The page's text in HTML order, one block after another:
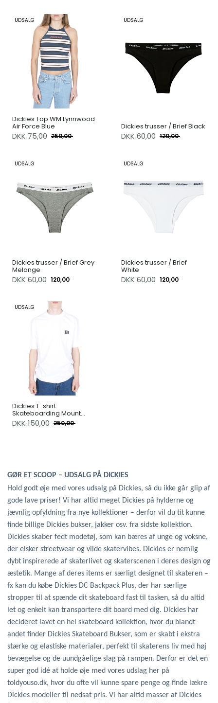
UDSALG
Dickies Top WM Lynnwood
Air Force Blue
DKK 75,00 250,00
UDSALG
Dickies trusser / Brief Black
DKK 60,00 120,00
UDSALG
Dickies trusser / Brief Grey
Melange
DKK 60,00 120,00
UDSALG
Dickies trusser / Brief
White
DKK 60,00 120,00
UDSALG
Dickies T-shirt
Skateboarding Mount
Vista s/s White
DKK 150,00 250,00
GØR ET SCOOP – UDSALG PÅ DICKIES
Hold godt øje med vores udsalg på Dickies, så du ikke går glip af
gode lave priser! Vi har altid meget Dickies på hylderne og
jævnlig opfyldning fra nye kollektioner – derfor vil du tit kunne
finde billige Dickies bukser, jakker osv. fra sidste kollektion.
Dickies skaber fedt modetøj, som kan bæres af unge og voksne,
der elsker streetwear og vilde skatervibes. Dickies er nemlig
dybt inspirerede af skaterlivet og skaterscenen i deres design og
æstetik. Mange af deres items er særligt designet til skateren –
fx kan du købe Dickies DC Backpack Plus, der har særlige
stropper til at spænde dit skateboard fast til tasken, så du altid
let og enkelt kan transportere dit board med dig. Dickies har
decideret lavet en hel skateboard kollektion, hvor du blandt
andet finder Dickies Skateboard Bukser, som er skabt i ekstra
stærke og elastiske materialer, perfekt til skaterens liv med høj
bevægelse og de uundgåelige slag på rampen. Derfor er det en
super god idé at holde øje med vores udslag her på
toldyouso.dk, hvor du ofte vil kunne spare penge og finde lækre
Dickies modeller til nedsat pris. Vi har altid masser af Dickies